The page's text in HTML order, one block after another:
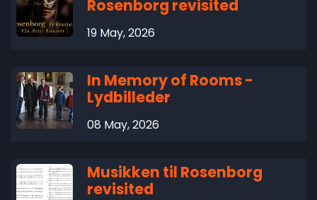
Rosenborg revisited
19 May, 2026
In Memory of Rooms -
Lydbilleder
08 May, 2026
Musikken til Rosenborg
revisited